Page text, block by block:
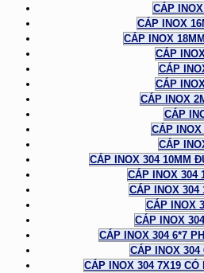
CÁP
CÁP INOX
CÁP INOX
CÁP
CÁP
CÁP
CÁP INOX
CÁP
CÁP INOX
CÁP
CÁP INOX 304 10MM
CÁP INOX 304
CÁP INOX 304
CÁP INOX
CÁP INOX
CÁP INOX 304 6*7
CÁP INOX 304
CÁP INOX 304 7X19